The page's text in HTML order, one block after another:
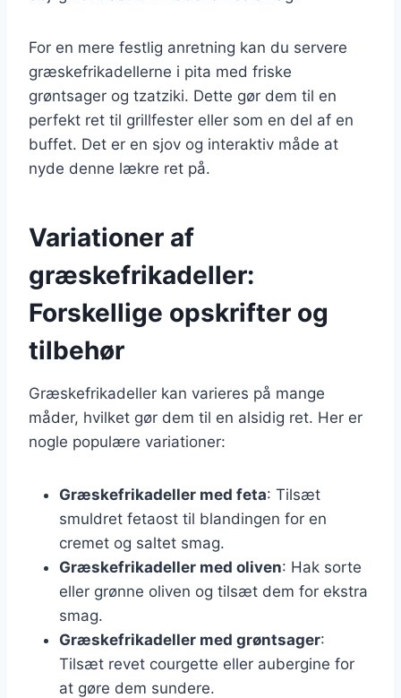
For en mere festlig anretning kan du servere
græskefrikadellerne i pita med friske
grøntsager og tzatziki. Dette gør dem til en
perfekt ret til grillfester eller som en del af en
buffet. Det er en sjov og interaktiv måde at
nyde denne lækre ret på.
Variationer af
græskefrikadeller:
Forskellige opskrifter og
tilbehør
Græskefrikadeller kan varieres på mange
måder, hvilket gør dem til en alsidig ret. Her er
nogle populære variationer:
Græskefrikadeller med feta: Tilsæt
smuldret fetaost til blandingen for en
cremet og saltet smag.
Græskefrikadeller med oliven: Hak sorte
eller grønne oliven og tilsæt dem for ekstra
smag.
Græskefrikadeller med grøntsager:
Tilsæt revet courgette eller aubergine for
at gøre dem sundere.